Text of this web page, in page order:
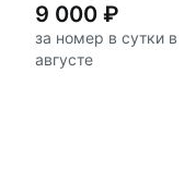
9 000 ₽
за номер в сутки в
августе